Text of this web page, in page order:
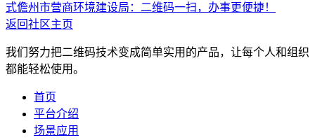
式儋州市营商环境建设局：二维码一扫，办事更便捷！
返回社区主页
我们努力把二维码技术变成简单实用的产品，让每个人和组织
都能轻松使用。
首页
平台介绍
场景应用